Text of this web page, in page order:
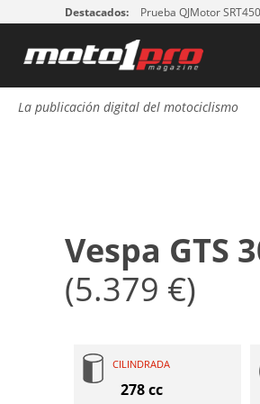
Destacados: Prueba QJMotor
La publicación digital del motociclismo
Vespa GTS
(5.379 €)
CILINDRADA
278 cc